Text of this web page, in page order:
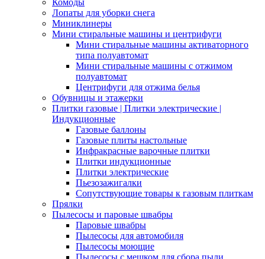
Комоды
Лопаты для уборки снега
Миниклинеры
Мини стиральные машины и центрифуги
Мини стиральные машины активаторного
типа полуавтомат
Мини стиральные машины с отжимом
полуавтомат
Центрифуги для отжима белья
Обувницы и этажерки
Плитки газовые | Плитки электрические |
Индукционные
Газовые баллоны
Газовые плиты настольные
Инфракрасные варочные плитки
Плитки индукционные
Плитки электрические
Пьезозажигалки
Сопутствующие товары к газовым плиткам
Прялки
Пылесосы и паровые швабры
Паровые швабры
Пылесосы для автомобиля
Пылесосы моющие
Пылесосы с мешком для сбора пыли